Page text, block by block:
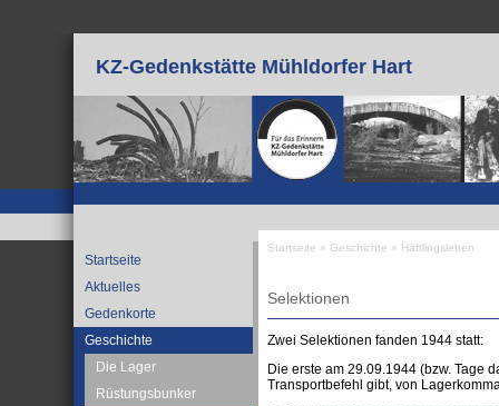
KZ-Gedenkstätte Mühldorfer Hart
Startseite
Aktuelles
Gedenkorte
Geschichte
Die Lager
Rüstungsbunker
Startseite » Geschichte » Häftlingsleben
Selektionen
Zwei Selektionen fanden 1944 statt:
Die erste am 29.09.1944 (bzw. Tage
Transportbefehl gibt, von